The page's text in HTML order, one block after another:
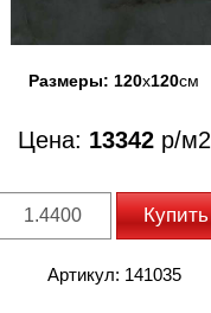
Размеры: 120x120см
Цена: 13342р/м2
Купить
Артикул: 141035